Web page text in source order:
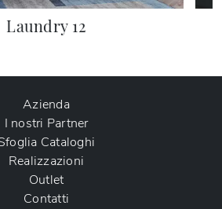
Laundry 12
Azienda
I nostri Partner
Cataloghi
Realizzazioni
Outlet
Contatti